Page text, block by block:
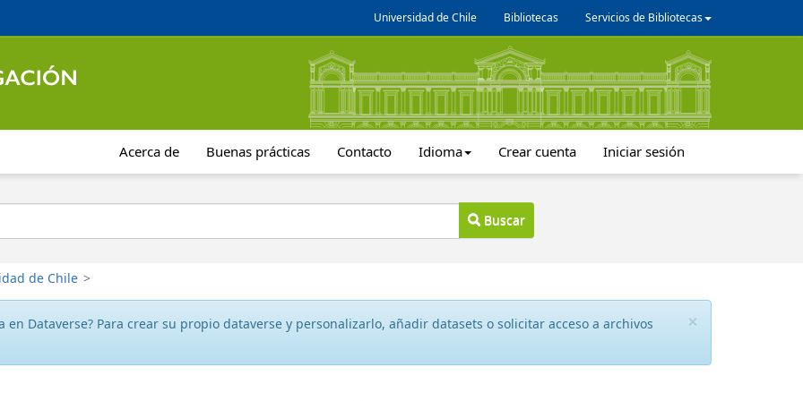
Universidad de Chile Bibliotecas Servicios de Bibliotecas
Acerca de Buenas prácticas Contacto Idioma Crear cuenta Iniciar sesión
Buscar
de Chile >
×
en Dataverse? Para crear su propio dataverse y personalizarlo, añadir datasets o solicitar acceso a archivos